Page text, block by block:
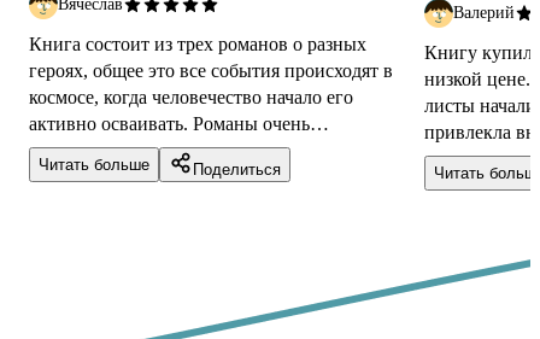
Вячеслав
Книга состоит из трех романов о разных
героях, общее это все события происходят в
космосе, когда человечество начало его
активно осваивать. Романы очень
динамичные, много событий, и приключения
на люб...
Читать больше Поделиться
Валерий
Книгу купил
низкой цене.
листы
привлекла
сделан
четвё...
Читать